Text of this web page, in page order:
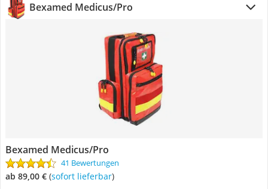
Bexamed Medicus/Pro
Bexamed Medicus/Pro
41 Bewertungen
ab 89,00 € ( Sofort lieferbar)